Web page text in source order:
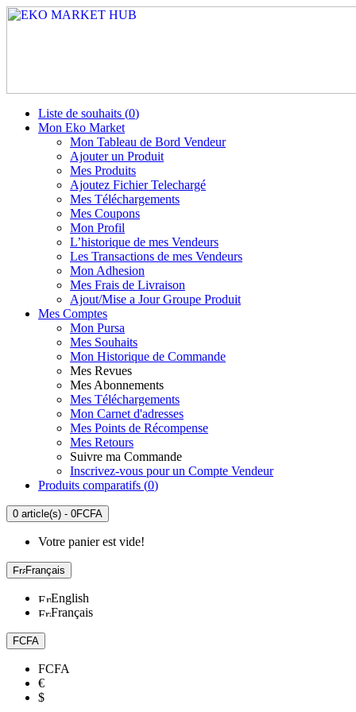
Liste de souhaits (0)
Mon Eko Market
Mon Tableau de Bord Vendeur
Ajouter un Produit
Mes Produits
Ajoutez Fichier Telechargé
Mes Téléchargements
Mes Coupons
Mon Profil
L’historique de mes Vendeurs
Les Transactions de mes Vendeurs
Mon Adhesion
Mes Frais de Livraison
Ajout/Mise a Jour Groupe Produit
Mes Comptes
Mon Pursa
Mes Souhaits
Mon Historique de Commande
Mes Revues
Mes Abonnements
Mes Téléchargements
Mon Carnet d'adresses
Mes Points de Récompense
Mes Retours
Suivre ma Commande
Inscrivez-vous pour un Compte Vendeur
Produits comparatifs (0)
0 article(s) - 0FCFA
Votre panier est vide!
Français
English
Français
FCFA
FCFA
€
$